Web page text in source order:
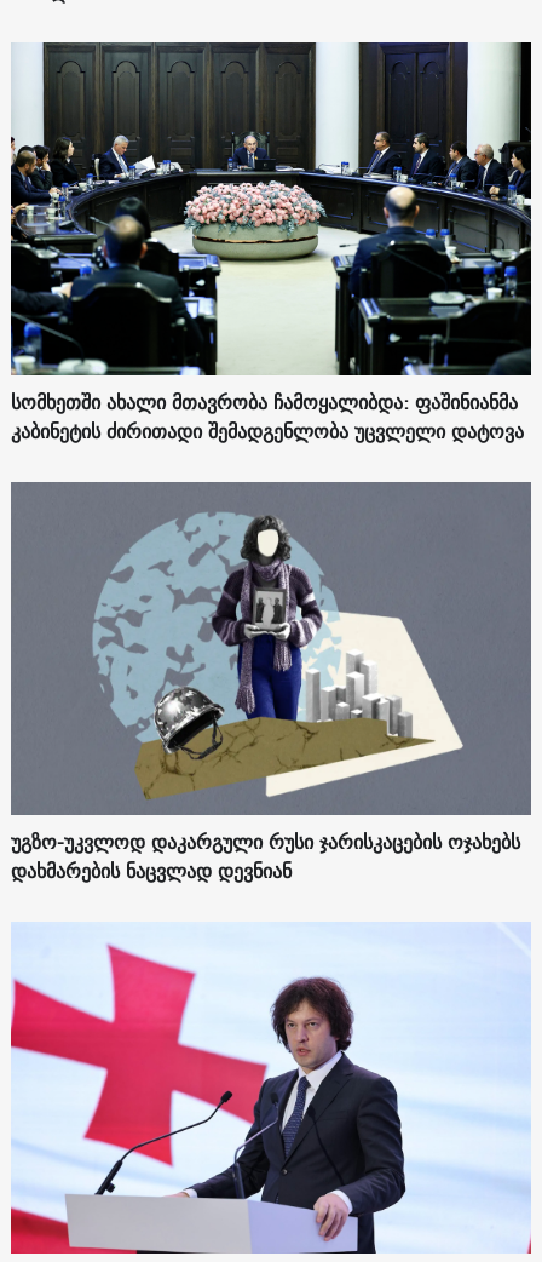
სომხეთში ახალი მთავრობა ჩამოყალიბდა: ფაშინიანმა
კაბინეტის ძირითადი შემადგენლობა უცვლელი დატოვა
უგზო-უკვლოდ დაკარგული რუსი ჯარისკაცების ოჯახებს
დახმარების ნაცვლად დევნიან